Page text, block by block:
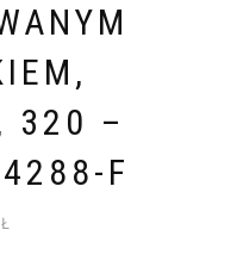
320 –
4288-F